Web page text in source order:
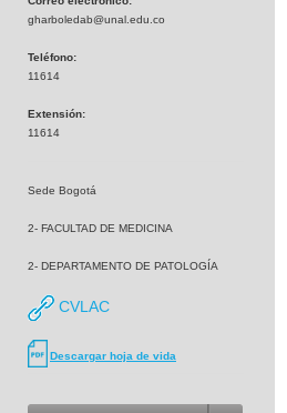
gharboledab@unal.edu.co
Teléfono:
11614
Extensión:
11614
Sede Bogotá
2- FACULTAD DE MEDICINA
2- DEPARTAMENTO DE PATOLOGÍA
CVLAC
Descargar hoja de vida